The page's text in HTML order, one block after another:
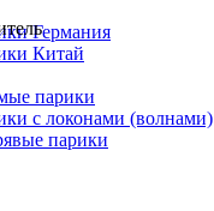
Германия
Китай
парики
с локонами (волнами)
парики